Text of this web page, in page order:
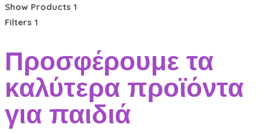
Show Products 1
Filters 1
Προσφέρουμε τα
καλύτερα προϊόντα
για παιδιά